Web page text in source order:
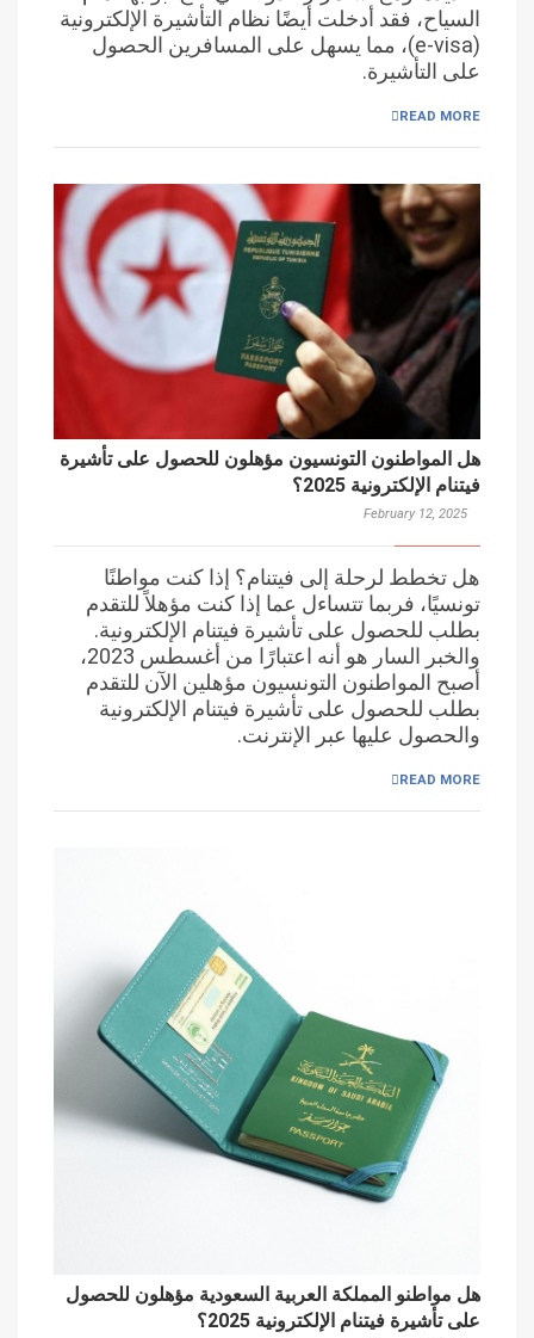
السياح، فقد أدخلت أيضًا نظام التأشيرة الإلكترونية
(e-visa)، مما يسهل على المسافرين الحصول
على التأشيرة.
READ MORE
هل المواطنون التونسيون مؤهلون للحصول على تأشيرة
فيتنام الإلكترونية 2025؟
February 12, 2025
هل تخطط لرحلة إلى فيتنام؟ إذا كنت مواطنًا
تونسيًا، فربما تتساءل عما إذا كنت مؤهلاً للتقدم
بطلب للحصول على تأشيرة فيتنام الإلكترونية.
والخبر السار هو أنه اعتبارًا من أغسطس 2023،
أصبح المواطنون التونسيون مؤهلين الآن للتقدم
بطلب للحصول على تأشيرة فيتنام الإلكترونية
والحصول عليها عبر الإنترنت.
READ MORE
هل مواطنو المملكة العربية السعودية مؤهلون للحصول
على تأشيرة فيتنام الإلكترونية 2025؟